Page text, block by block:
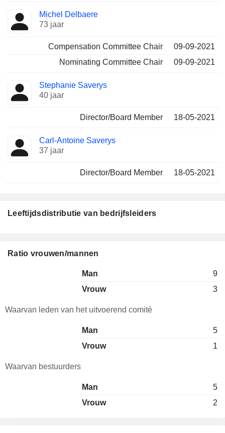
Michel Delbaere
73 jaar
Compensation Committee Chair
09-09-2021
Nominating Committee Chair
09-09-2021
Stephanie Saverys
40 jaar
Director/Board Member 18-05-2021
Carl-Antoine Saverys
37 jaar
Director/Board Member 18-05-2021
Leeftijdsdistributie van bedrijfsleiders
Ratio vrouwen/mannen
Man
9
Vrouw
3
Waarvan leden van het uitvoerend comité
Man
5
Vrouw
1
Waarvan bestuurders
Man
5
Vrouw
2